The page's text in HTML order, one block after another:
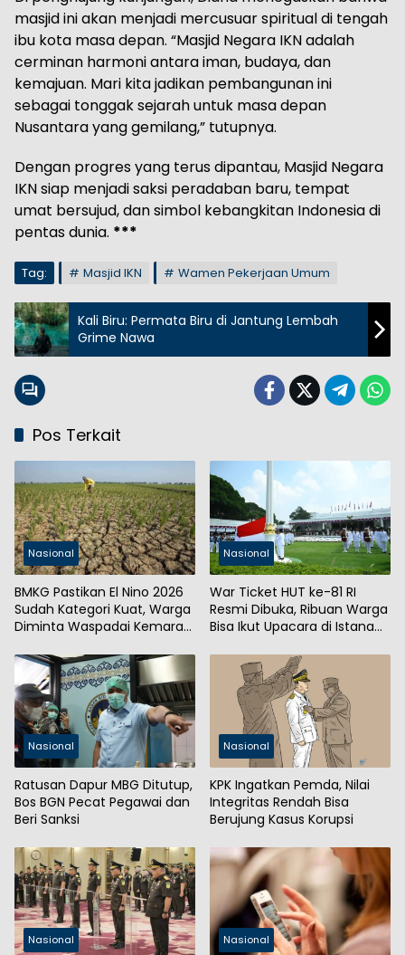
masjid ini akan menjadi mercusuar spiritual di tengah
ibu kota masa depan. “Masjid Negara IKN adalah
cerminan harmoni antara iman, budaya, dan
kemajuan. Mari kita jadikan pembangunan ini
sebagai tonggak sejarah untuk masa depan
Nusantara yang gemilang,” tutupnya.
Dengan progres yang terus dipantau, Masjid Negara
IKN siap menjadi saksi peradaban baru, tempat
umat bersujud, dan simbol kebangkitan Indonesia di
pentas dunia. ***
Tag: Masjid IKN Wamen Pekerjaan Umum
Kali Biru: Permata Biru di Jantung Lembah
Grime Nawa
Pos Terkait
Nasional
BMKG Pastikan El Nino 2026
Sudah Kategori Kuat, Warga
Diminta Waspadai Kemarau
Nasional
War Ticket HUT ke-81 RI
Resmi Dibuka, Ribuan Warga
Bisa Ikut Upacara di Istana
Nasional
Ratusan Dapur MBG Ditutup,
Bos BGN Pecat Pegawai dan
Beri Sanksi
Nasional
KPK Ingatkan Pemda, Nilai
Integritas Rendah Bisa
Berujung Kasus Korupsi
Nasional Nasional